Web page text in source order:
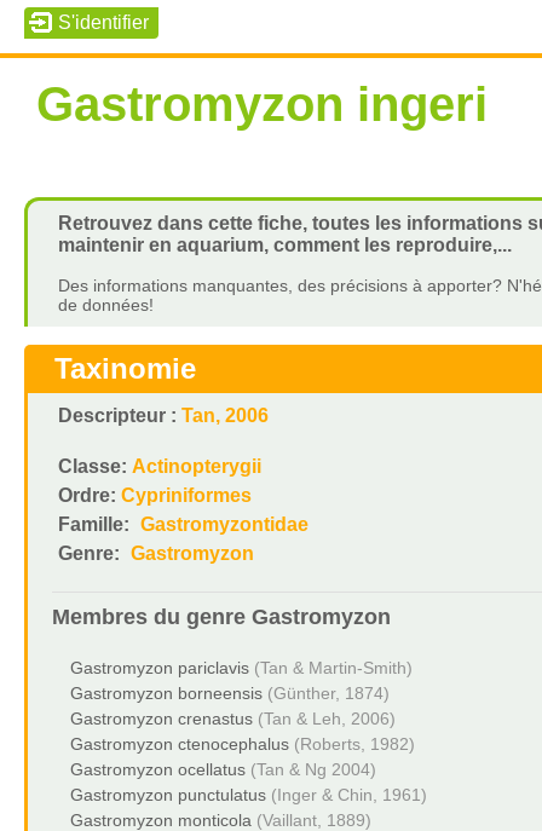
Gastromyzon ingeri
Retrouvez dans cette fiche, toutes les informations
maintenir en aquarium, comment les reproduire,...
Des informations manquantes, des précisions à apporter?
de données!
Taxinomie
Descripteur : Tan, 2006
Classe: Actinopterygii
Ordre: Cypriniformes
Famille: Gastromyzontidae
Genre: Gastromyzon
Membres du genre Gastromyzon
Gastromyzon pariclavis (Tan & Martin-Smith)
Gastromyzon borneensis (Günther, 1874)
Gastromyzon crenastus (Tan & Leh, 2006)
Gastromyzon ctenocephalus (Roberts, 1982)
Gastromyzon ocellatus (Tan & Ng 2004)
Gastromyzon punctulatus (Inger & Chin, 1961)
Gastromyzon monticola (Vaillant, 1889)